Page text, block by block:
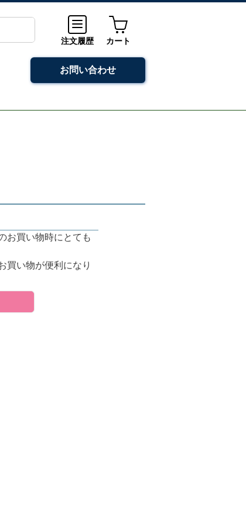
注文履歴 カート
お問い合わせ
お買い物時にとても
買い物が便利になり